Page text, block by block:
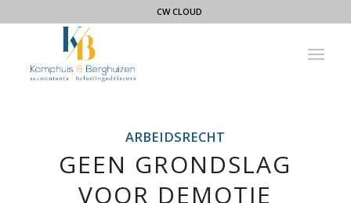
CW CLOUD
ARBEIDSRECHT
GEEN GRONDSLAG
VOOR DEMOTIE